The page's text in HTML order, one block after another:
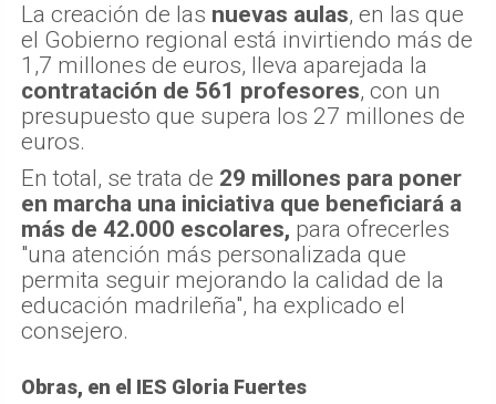
La creación de las nuevas aulas, en las que
el Gobierno regional está invirtiendo más de
1,7 millones de euros, lleva aparejada la
contratación de 561 profesores, con un
presupuesto que supera los 27 millones de
euros.
En total, se trata de 29 millones para poner
en marcha una iniciativa que beneficiará a
más de 42.000 escolares, para ofrecerles
"una atención más personalizada que
permita seguir mejorando la calidad de la
educación madrileña", ha explicado el
consejero.
Obras, en el IES Gloria Fuertes